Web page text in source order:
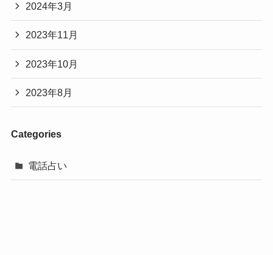
2024年3月
2023年11月
2023年10月
2023年8月
Categories
電話占い